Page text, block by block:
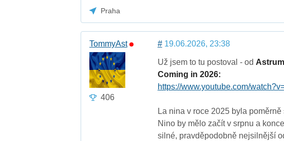
Praha
TommyAst
406
#19.06.2026, 23:38
Už jsem to tu postoval - od
Coming in 2026:
https://www.youtube.com/
La nina v roce 2025 byla
Nino by mělo začít v srpnu a
silné, pravděpodobně nejsilnější